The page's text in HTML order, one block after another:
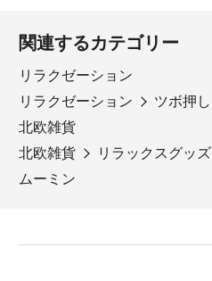
関連するカテゴリー
リラクゼーション
リラクゼーション
ツボ押し
北欧雑貨
北欧雑貨
リラックスグッズ
ムーミン